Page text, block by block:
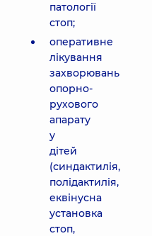
патології
стоп;
оперативне
лікування
захворювань
опорно-
рухового
апарату
у
дітей
(синдактилія,
полідактилія,
еквінусна
установка
стоп,